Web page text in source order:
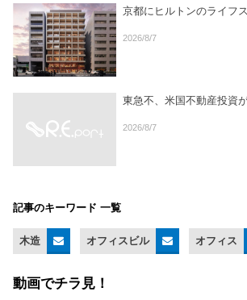
京都にヒルトンのライフ
2026/8/7
東急不、米国不動産投資
2026/8/7
記事のキーワード 一覧
木造 オフィスビル オフィス
動画でチラ見！